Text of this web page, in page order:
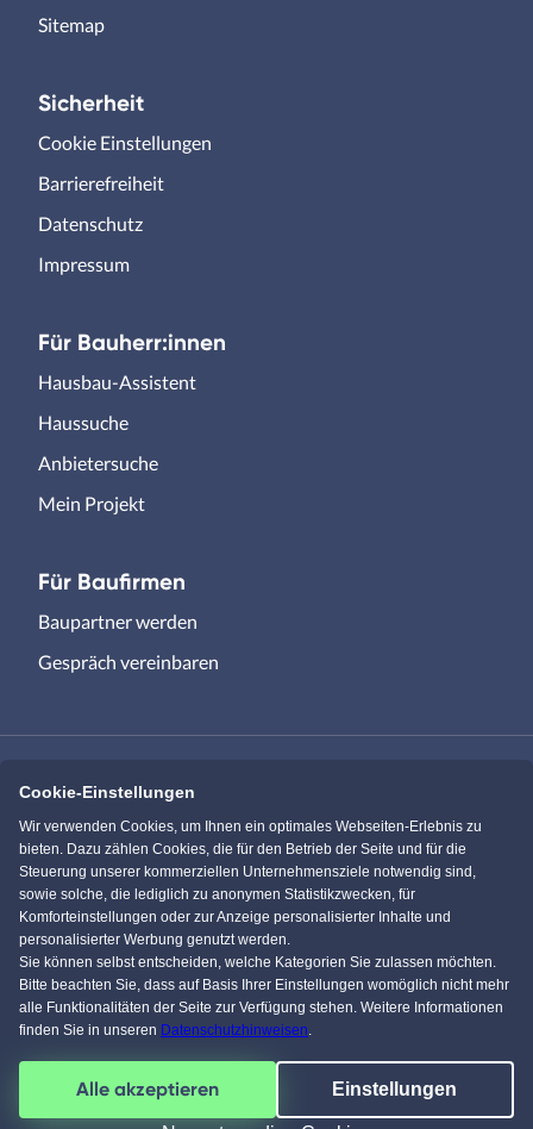
Sitemap
Sicherheit
Cookie Einstellungen
Barrierefreiheit
Datenschutz
Impressum
Für Bauherr:innen
Hausbau-Assistent
Haussuche
Anbietersuche
Mein Projekt
Für Baufirmen
Baupartner werden
Gespräch vereinbaren
Immowelt.de Bauen.de
Massivhaus.de Bungalow.de
Einfamilienhaus.de
© 1996-2026 pw-Internet Solutions GmbH
4,5 von über61604Kunden
Facebook
Pinterest
Instagram
YouTube
Cookie-Einstellungen
Wir verwenden Cookies, um Ihnen ein optimales Webseiten-Erlebnis zu
bieten. Dazu zählen Cookies, die für den Betrieb der Seite und für die
Steuerung unserer kommerziellen Unternehmensziele notwendig sind,
sowie solche, die lediglich zu anonymen Statistikzwecken, für
Komforteinstellungen oder zur Anzeige personalisierter Inhalte und
personalisierter Werbung genutzt werden.
Sie können selbst entscheiden, welche Kategorien Sie zulassen möchten.
Bitte beachten Sie, dass auf Basis Ihrer Einstellungen womöglich nicht mehr
alle Funktionalitäten der Seite zur Verfügung stehen. Weitere Informationen
finden Sie in unseren Datenschutzhinweisen.
Alle akzeptieren Einstellungen